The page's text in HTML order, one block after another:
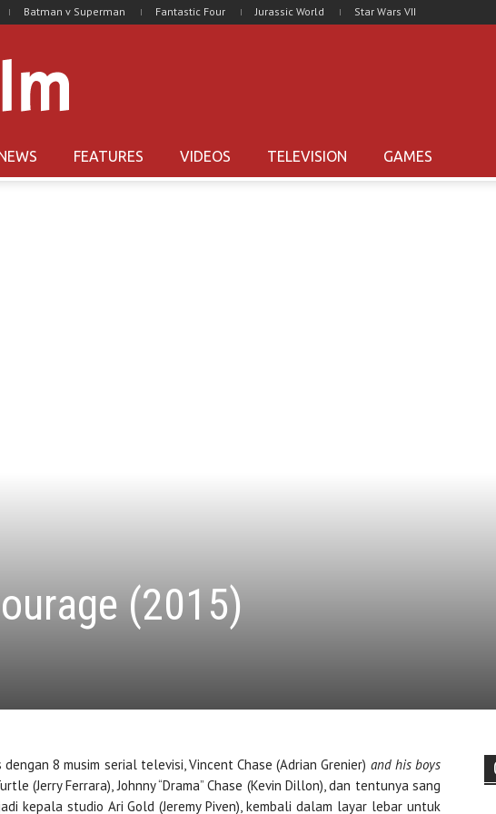
Batman v Superman Fantastic Four Jurassic World Star Wars VII
FEATURES VIDEOS TELEVISION GAMES
(2015)
8 musim serial televisi, Vincent Chase (Adrian Grenier) and his boys
(Jerry Ferrara), Johnny “Drama” Chase (Kevin Dillon), dan tentunya sang
kepala studio Ari Gold (Jeremy Piven), kembali dalam layar lebar untuk